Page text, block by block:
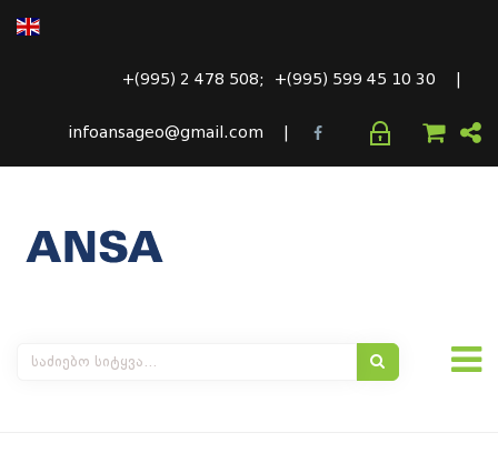
+(995) 2 478 508; +(995) 599 45 10 30 |
infoansageo@gmail.com |